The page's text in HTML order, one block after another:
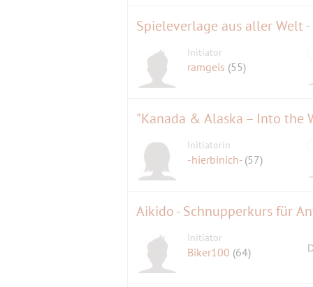
Spieleverlage aus aller Welt -
Initiator
ramgeis (55)
"Kanada & Alaska – Into the
Initiatorin
-hierbinich- (57)
Aikido - Schnupperkurs für
Initiator
Biker100 (64)